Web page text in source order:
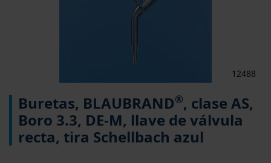
12488
comienzo
galería
Buretas, BLAUBRAND®, clase AS,
Boro 3.3, DE-M, llave de válvula
recta, tira Schellbach azul